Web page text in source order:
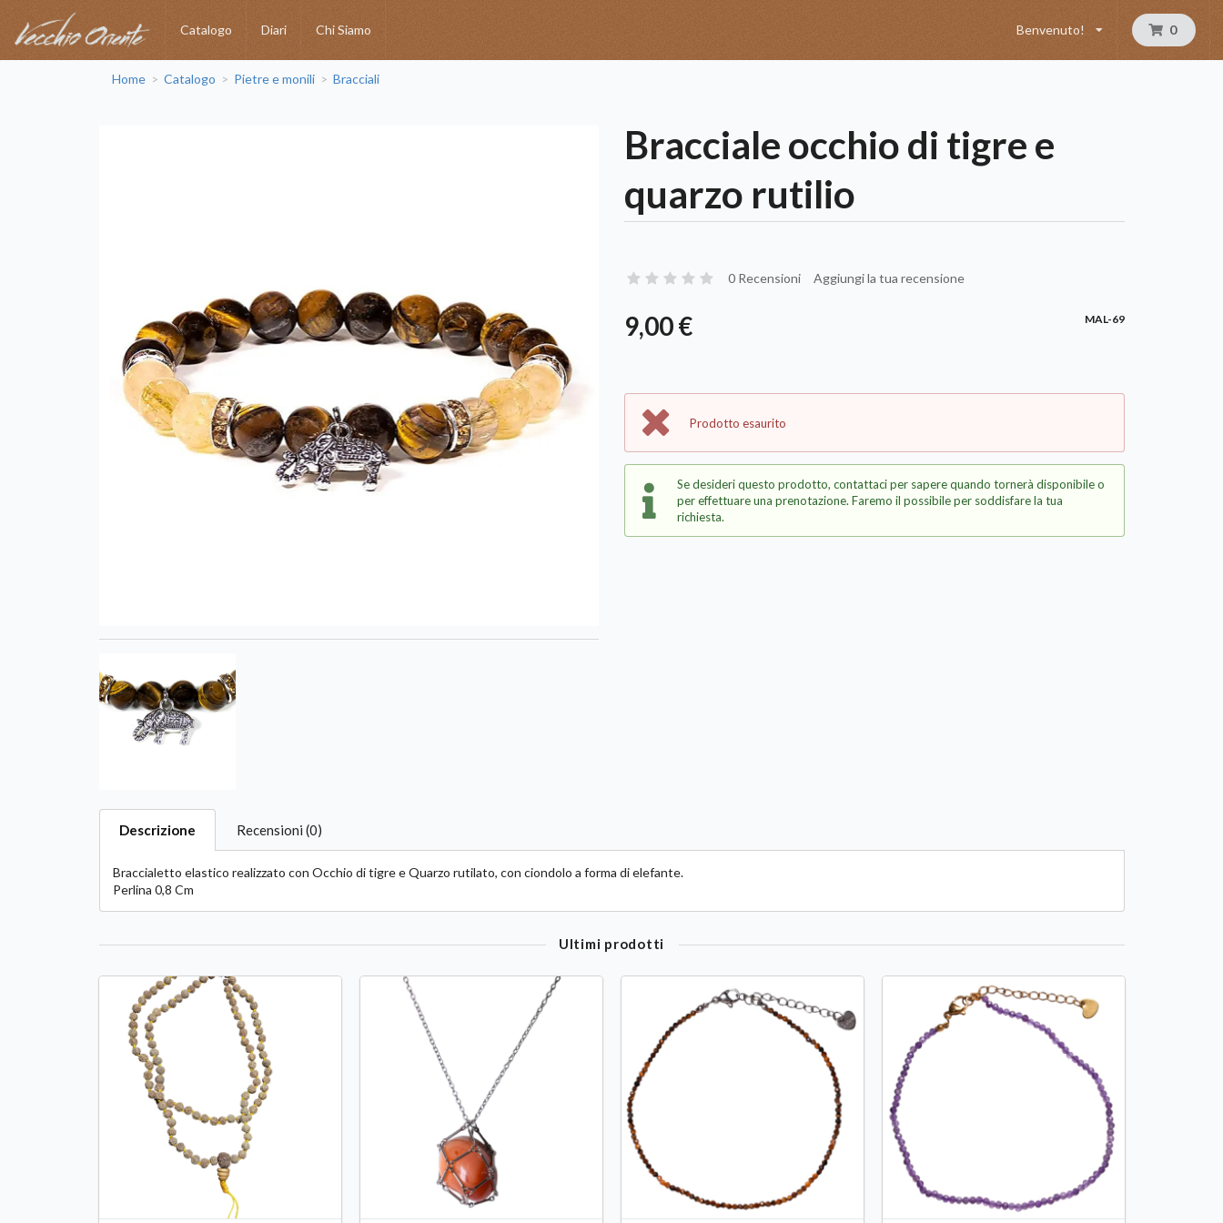
Catalogo Diari Chi Siamo Benvenuto! 0
Home > Catalogo > Pietre e monili > Bracciali
Bracciale occhio di tigre e
quarzo rutilio
0 Recensioni Aggiungi la tua recensione
9,00 € MAL-69
Prodotto esaurito
Se desideri questo prodotto, contattaci per sapere quando tornerà disponibile o
per effettuare una prenotazione. Faremo il possibile per soddisfare la tua
richiesta.
Descrizione Recensioni (0)
Braccialetto elastico realizzato con Occhio di tigre e Quarzo rutilato, con ciondolo a forma di elefante.
Perlina 0,8 Cm
Ultimi prodotti